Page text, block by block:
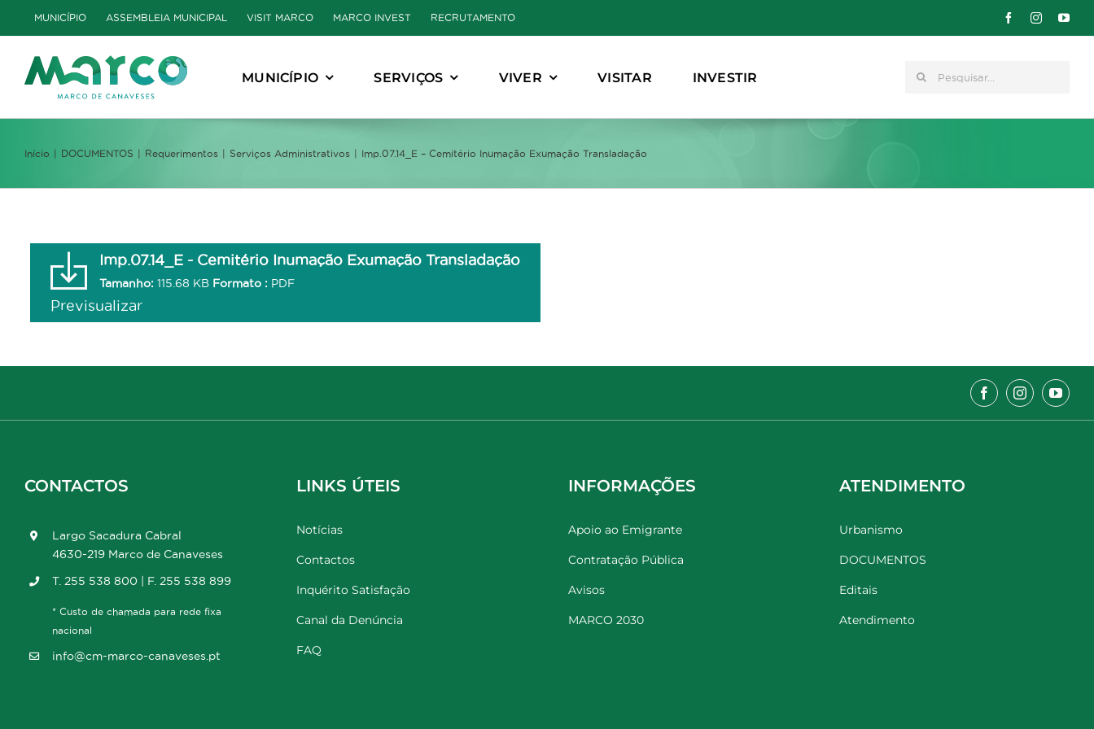
to
content
MUNICÍPIO ASSEMBLEIA MUNICIPAL VISIT MARCO MARCO INVEST RECRUTAMENTO
MUNICÍPIO SERVIÇOS VIVER VISITAR INVESTIR Pesquisar
Início DOCUMENTOS Requerimentos Serviços Administrativos Imp.07.14_E – Cemitério Inumação Exumação Transladação
Imp.07.14_E - Cemitério Inumação Exumação Transladação
Tamanho: 115.68 KB Formato : PDF
Previsualizar
CONTACTOS
Largo Sacadura Cabral
4630-219 Marco de Canaveses
T. 255 538 800 | F. 255 538 899
* Custo de chamada para rede fixa
nacional
info@cm-marco-canaveses.pt
LINKS ÚTEIS
Notícias
Contactos
Inquérito Satisfação
Canal da Denúncia
FAQ
INFORMAÇÕES
Apoio ao Emigrante
Contratação Pública
Avisos
MARCO 2030
ATENDIMENTO
Urbanismo
DOCUMENTOS
Editais
Atendimento